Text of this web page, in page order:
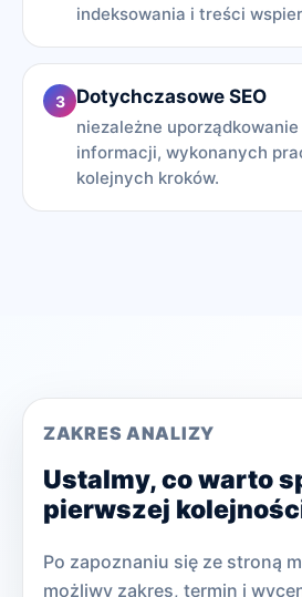
indeksowania i treści
3 Dotychczasowe SEO
niezależne
informacji, wykonanych
kolejnych kroków.
ZAKRES ANALIZY
Ustalmy, co warto
pierwszej
Po zapoznaniu się ze stroną
możliwy zakres, termin i